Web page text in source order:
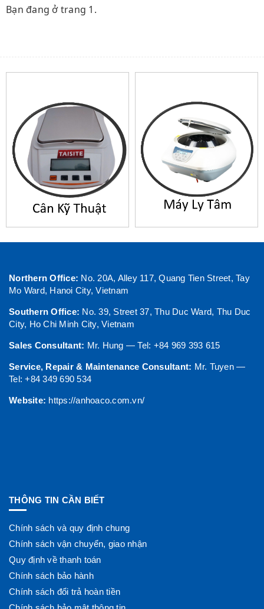
Bạn đang ở trang 1.
Northern Office: No. 20A, Alley 117, Quang Tien Street, Tay
Mo Ward, Hanoi City, Vietnam
Southern Office: No. 39, Street 37, Thu Duc Ward, Thu Duc
City, Ho Chi Minh City, Vietnam
Sales Consultant: Mr. Hung — Tel: +84 969 393 615
Service, Repair & Maintenance Consultant: Mr. Tuyen —
Tel: +84 349 690 534
Website: https://anhoaco.com.vn/
THÔNG TIN CẦN BIẾT
Chính sách và quy định chung
Chính sách vận chuyển, giao nhận
Quy định về thanh toán
Chính sách bảo hành
Chính sách đổi trả hoàn tiền